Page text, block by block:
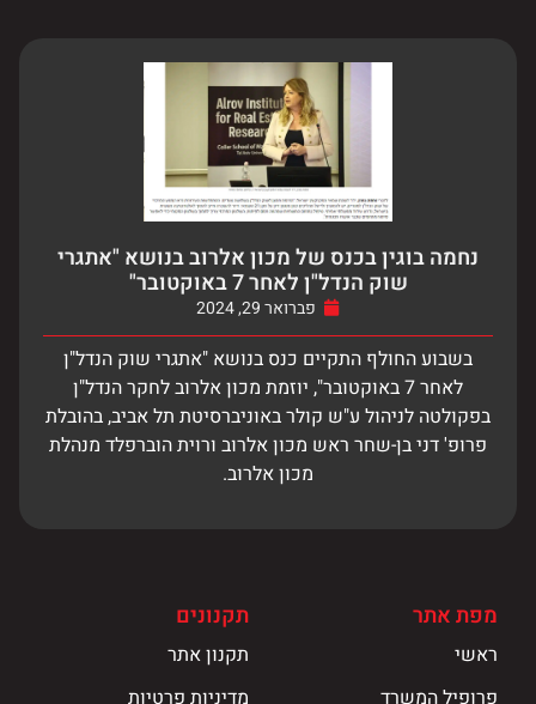
נחמה בוגין בכנס של מכון אלרוב בנושא "אתגרי
שוק הנדל"ן לאחר 7 באוקטובר"
פברואר 29, 2024
בשבוע החולף התקיים כנס בנושא "אתגרי שוק הנדל"ן
לאחר 7 באוקטובר", יוזמת מכון אלרוב לחקר הנדל"ן
בפקולטה לניהול ע"ש קולר באוניברסיטת תל אביב, בהובלת
פרופ' דני בן-שחר ראש מכון אלרוב ורוית הוברפלד מנהלת
מכון אלרוב.
מפת אתר
ראשי
פרופיל המשרד
תקנונים
תקנון אתר
מדיניות פרטיות